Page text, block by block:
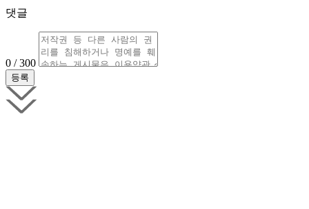
댓글
0 / 300